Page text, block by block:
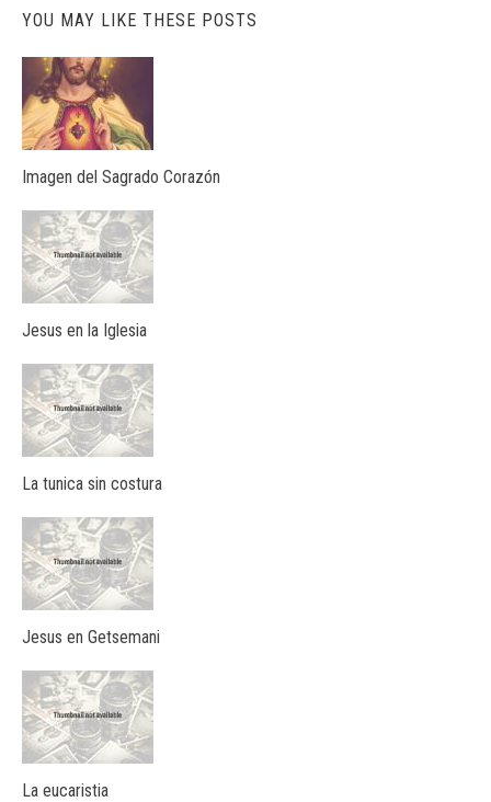
YOU MAY LIKE THESE POSTS
Imagen del Sagrado Corazón
Jesus en la Iglesia
La tunica sin costura
Jesus en Getsemani
La eucaristia